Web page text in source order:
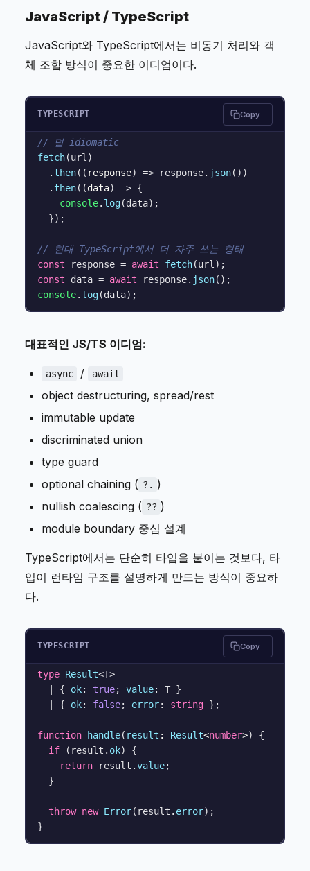
JavaScript / TypeScript
JavaScript와 TypeScript에서는 비동기 처리와 객
체 조합 방식이 중요한 이디엄이다.
TYPESCRIPT Copy
// 덜 idiomatic
fetch(url)
  .
then( ( response) => response. json())
  .
then( (data) => {
console. log(data);
  });
// 현대 TypeScript에서 더 자주 쓰는 형태
const response = await fetch
const data = await response. json
console. log
대표적인 JS/TS 이디엄:
async / await
object destructuring, spread/rest
immutable update
discriminated union
type guard
optional chaining ( ?. )
nullish coalescing ( ?? )
module boundary 중심 설계
TypeScript에서는 단순히 타입을 붙이는 것보다, 타
입이 런타임 구조를 설명하게 만드는 방식이 중요하
다.
TYPESCRIPT Copy
type Result<T> =
  | {
ok: true; value: T }
  | {
ok: false; error: string };
function handle( result : Result<number>) {
if (result. ok) {
return result.value;
  }
throw new Error(result. error);